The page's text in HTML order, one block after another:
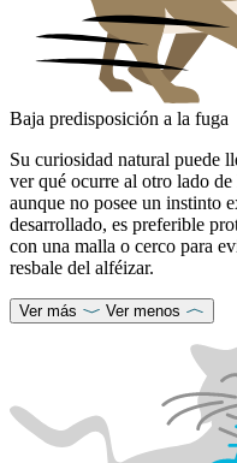
Baja predisposición a la fuga
Su curiosidad natural puede
ver qué ocurre al otro lado de
aunque no posee un instinto
desarrollado, es preferible
con una malla o cerco para
resbale del alféizar.
Ver más Ver menos